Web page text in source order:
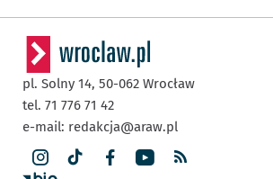
pl. Solny 14, 50-062 Wrocław
tel. 71 776 71 42
e-mail: redakcja@araw.pl